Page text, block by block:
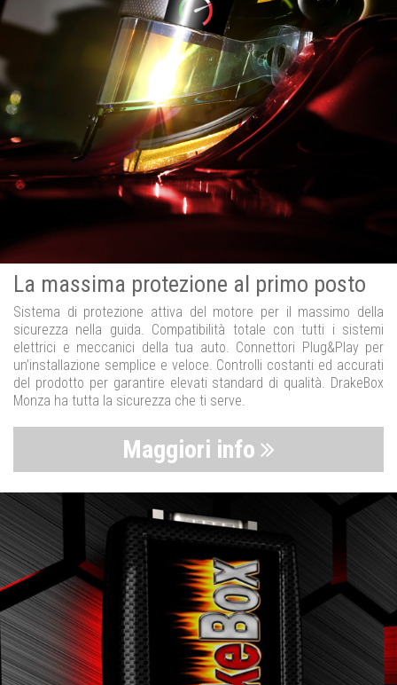
La massima protezione al primo posto
Sistema di protezione attiva del motore per il massimo della
sicurezza nella guida. Compatibilità totale con tutti i sistemi
elettrici e meccanici della tua auto. Connettori Plug&Play per
un’installazione semplice e veloce. Controlli costanti ed accurati
del prodotto per garantire elevati standard di qualità. DrakeBox
Monza ha tutta la sicurezza che ti serve.
Maggiori info